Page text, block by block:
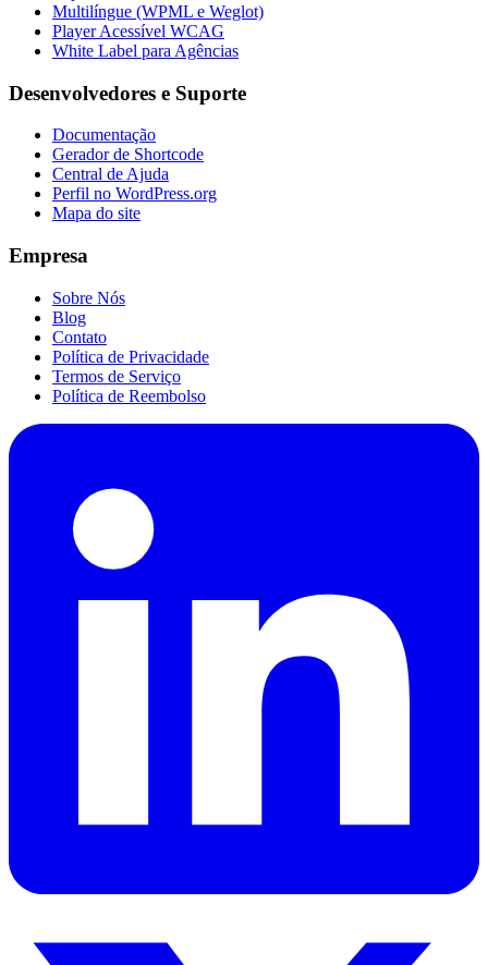
Multilíngue (WPML e Weglot)
Player Acessível WCAG
White Label para Agências
Desenvolvedores e Suporte
Documentação
Gerador de Shortcode
Central de Ajuda
Perfil no WordPress.org
Mapa do site
Empresa
Sobre Nós
Blog
Contato
Política de Privacidade
Termos de Serviço
Política de Reembolso